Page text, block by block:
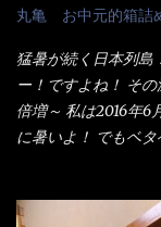
シで！』と注文し
た顔『湯なし？』（
の若い女性店員が
た。 でサッサと、
た。 な～るほど、こ
＞サイズを食べられ
丸亀 お中元的箱詰
猛暑が続く日本列
ー！ですよね！ そ
倍増～ 私は2016年6
に暑いよ！ でもベ
中元は、丁度お盆の